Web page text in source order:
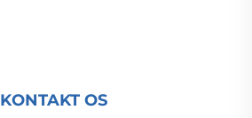
KONTAKT OS